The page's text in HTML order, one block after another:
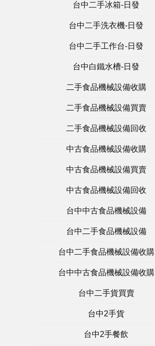
台中二手冰箱-日發
台中二手洗衣機-日發
台中二手工作台-日發
台中白鐵水槽-日發
二手食品機械設備收購
二手食品機械設備買賣
二手食品機械設備回收
中古食品機械設備收購
中古食品機械設備買賣
中古食品機械設備回收
台中中古食品機械設備
台中二手食品機械設備
台中二手食品機械設備收購
台中中古食品機械設備收購
台中二手貨買賣
台中2手貨
台中2手餐飲